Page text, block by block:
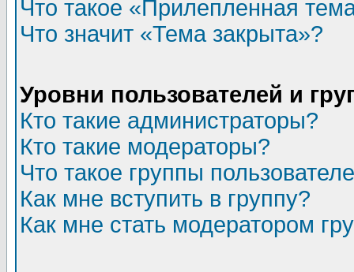
Что такое «Прилепленная
Что значит «Тема закрыта»?
Уровни пользователей и
Кто такие администраторы?
Кто такие модераторы?
Что такое группы
Как мне вступить в группу?
Как мне стать модератором